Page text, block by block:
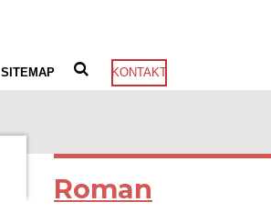
SITEMAP KONTAKT
Roman